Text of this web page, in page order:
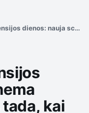
dienos: nauja
kai